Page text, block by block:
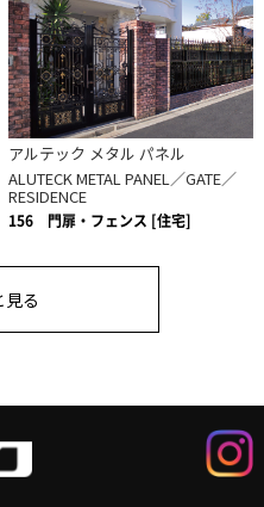
アルテック メタル パネル
ALUTECK METAL PANEL／GATE／
RESIDENCE
156 門扉・フェンス [住宅]
見る